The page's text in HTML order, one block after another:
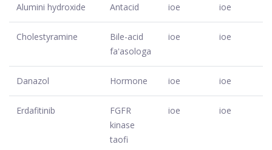
Alumini hydroxide Antacid ioe ioe
Cholestyramine
Bile-acid
faʻasologa
ioe ioe
Danazol Hormone ioe ioe
Erdafitinib
FGFR
kinase
taofi
ioe ioe